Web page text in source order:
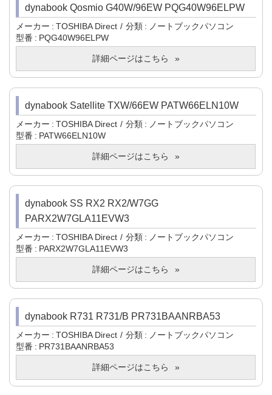
dynabook Qosmio G40W/96EW PQG40W96ELPW
メーカー TOSHIBA Direct 分類
ノートブックパソコン
型番
PQG40W96ELPW
詳細ページはこちら
dynabook Satellite TXW/66EW PATW66ELN10W
メーカー TOSHIBA Direct 分類
ノートブックパソコン
型番
PATW66ELN10W
詳細ページはこちら
dynabook SS RX2 RX2/W7GG
PARX2W7GLA11EVW3
メーカー TOSHIBA Direct 分類
ノートブックパソコン
型番
PARX2W7GLA11EVW3
詳細ページはこちら
dynabook R731 R731/B PR731BAANRBA53
メーカー TOSHIBA Direct 分類
ノートブックパソコン
型番
PR731BAANRBA53
詳細ページはこちら